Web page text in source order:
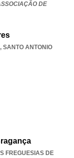
DE
, SANTO ANTONIO
FREGUESIAS DE